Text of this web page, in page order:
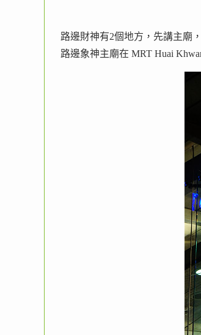
路邊財神有2個地方，先講主廟，
路邊象神主廟在 MRT Huai